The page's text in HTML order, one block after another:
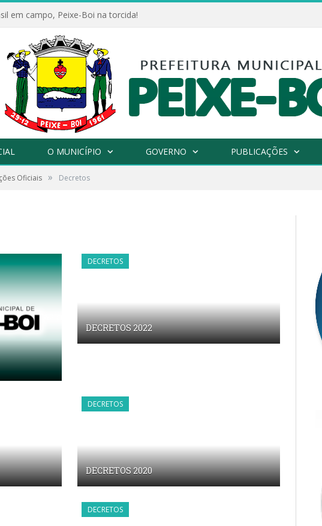
em campo, Peixe-Boi na torcida!
O MUNICÍPIO GOVERNO PUBLICAÇÕES
Oficiais » Decretos
DECRETOS
DECRETOS 2022
DECRETOS
DECRETOS 2020
DECRETOS